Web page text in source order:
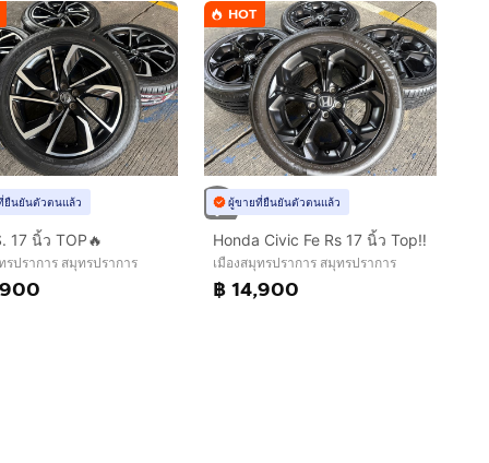
ยืนยันตัวตนแล้ว
17 นิ้ว TOP🔥
รปราการ สมุทรปราการ
HOT
ผู้ขายที่ยืนยันตัวตนแล้ว
Honda Civic Fe Rs 17 นิ้ว Top‼️
เมืองสมุทรปราการ สมุทรปราการ
฿ 14,900